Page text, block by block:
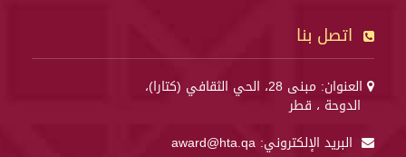
اتصل بنا
العنوان: مبنى 28، الحي الثقافي (كتارا)،
الدوحة ، قطر
البريد الإلكتروني: award@hta.qa